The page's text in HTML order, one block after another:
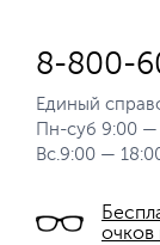
8-800-
Единый
Пн-суб 9:00
Вс.9:00 —
очков